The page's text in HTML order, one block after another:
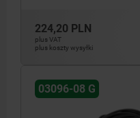
224,20 PLN
plus VAT
plus koszty wysyłki
03096-08 G